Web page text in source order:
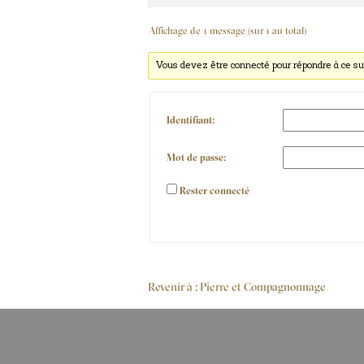
Affichage de 1 message (sur 1 au total)
Vous devez être connecté pour répondre à ce
Identifiant:
Mot de passe:
Rester connecté
Revenir à : Pierre et Compagnonnage